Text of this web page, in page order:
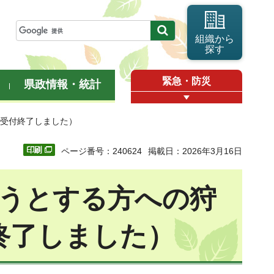
組織から
探す
県政情報・統計 緊急・防災
付終了しました）
ページ番号：240624 掲載日：2026年3月16日
とする方への狩
しました）